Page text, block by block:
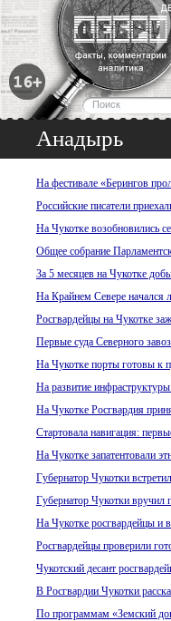
Анадырь
На фестивале «Берингов
Российские писатели
На Чукотке возобновились
Общее собрание
За 5 месяцев на Чукотке
На Крайнем Севере начался
Росгвардейцы на Чукотке
Первые суда Северного
На Чукотке порты готовы к
На развитие
На Чукотке Росгвардия
Стартовала навигация:
На Чукотке запатентовали
Губернатор Чукотки
Губернатор Чукотки
На Чукотке росгвардейцы и
Росгвардейцы проверили
Чукотский десант
В Росгвардии Чукотки
По программам «Земский